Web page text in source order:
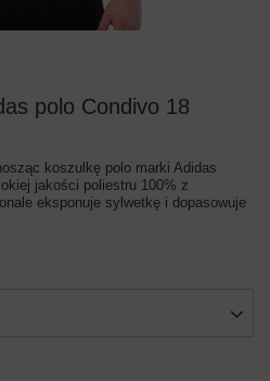
polo Condivo 18
koszulkę polo marki Adidas
jakości poliestru 100% z
eksponuje sylwetkę i dopasowuje